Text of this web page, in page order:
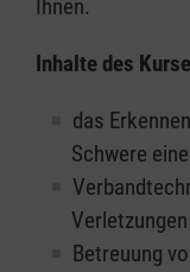
Ihnen.
Inhalte des
das
Schwere
Verletzungen
Betreuung